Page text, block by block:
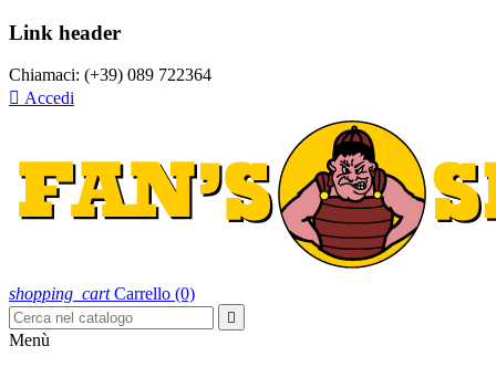
Link header
Chiamaci: (+39) 089 722364
 Accedi
shopping_cart Carrello (0)

Menù